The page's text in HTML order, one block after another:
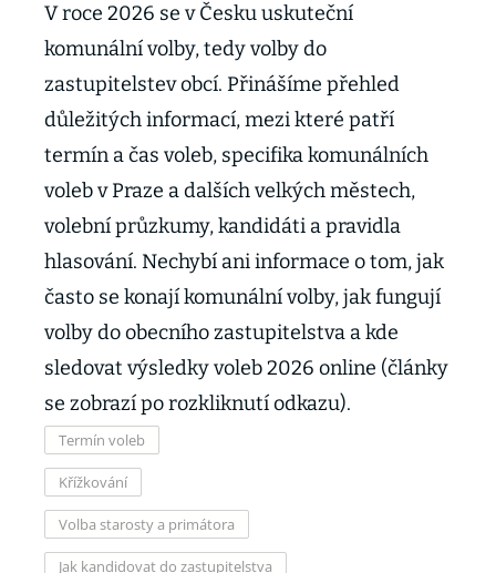
V roce 2026 se v Česku uskuteční
komunální volby, tedy volby do
zastupitelstev obcí. Přinášíme přehled
důležitých informací, mezi které patří
termín a čas voleb, specifika komunálních
voleb v Praze a dalších velkých městech,
volební průzkumy, kandidáti a pravidla
hlasování. Nechybí ani informace o tom, jak
často se konají komunální volby, jak fungují
volby do obecního zastupitelstva a kde
sledovat výsledky voleb 2026 online (články
se zobrazí po rozkliknutí odkazu).
Termín voleb
Křížkování
Volba starosty a primátora
Jak kandidovat do zastupitelstva